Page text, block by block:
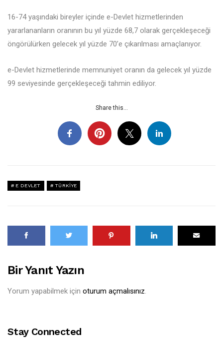
16-74 yaşındaki bireyler içinde e-Devlet hizmetlerinden
yararlananların oranının bu yıl yüzde 68,7 olarak gerçekleşeceği
öngörülürken gelecek yıl yüzde 70’e çıkarılması amaçlanıyor.
e-Devlet hizmetlerinde memnuniyet oranın da gelecek yıl yüzde
99 seviyesinde gerçekleşeceği tahmin ediliyor.
Share this...
E DEVLET TÜRKIYE
Bir Yanıt Yazın
Yorum yapabilmek için oturum açmalısınız
Stay Connected